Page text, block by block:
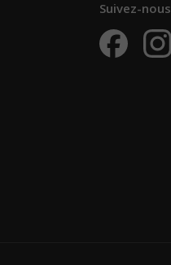
Suivez-nous